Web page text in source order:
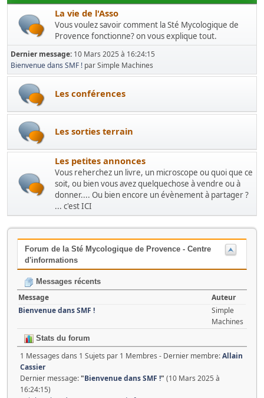
La vie de l'Asso
Vous voulez savoir comment la Sté Mycologique de
Provence fonctionne? on vous explique tout.
Dernier message: 10 Mars 2025 à 16:24:15
Bienvenue dans SMF ! par Simple Machines
Les conférences
Les sorties terrain
Les petites annonces
Vous reherchez un livre, un microscope ou quoi que ce
soit, ou bien vous avez quelquechose à vendre ou à
donner.... Ou bien encore un évènement à partager ?
... c'est ICI
Forum de la Sté Mycologique de Provence - Centre
d'informations
Messages récents
Message
Auteur
Bienvenue dans SMF !
Simple
Machines
Stats du forum
1 Messages dans 1 Sujets par 1 Membres - Dernier membre:Allain
Cassier
Dernier message:"Bienvenue dans SMF !" (10 Mars 2025 à
16:24:15)